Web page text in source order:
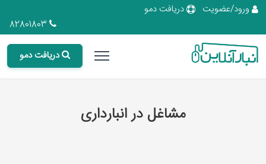
ورود/عضویت
دریافت دمو
دریافت دمو
مشاغل در انبارداری